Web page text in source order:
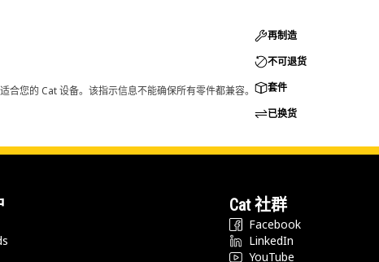
您的 Cat 设备。该指示信息不能确保所有零件都兼容。
再制造
不可退货
套件
已换货
Cat 社群
Facebook
LinkedIn
YouTube